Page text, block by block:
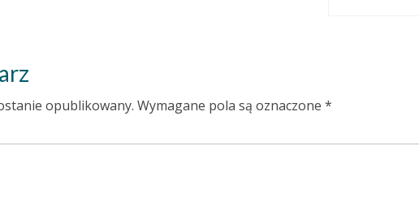
opublikowany. Wymagane pola są oznaczone *